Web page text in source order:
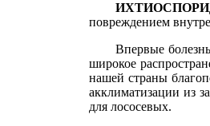
повреждением
Впервые
широкое
нашей страны
акклиматизации из
для лососевых.